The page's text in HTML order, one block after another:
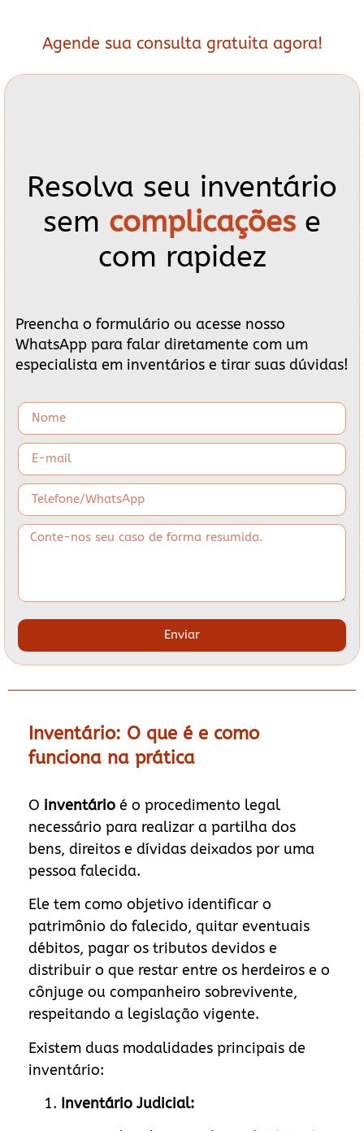
Agende sua consulta gratuita agora!
Resolva seu inventário
sem complicações e
com rapidez
Preencha o formulário ou acesse nosso
WhatsApp para falar diretamente com um
especialista em inventários e tirar suas dúvidas!
Enviar
Inventário: O que é e como
funciona na prática
O inventário é o procedimento legal
necessário para realizar a partilha dos
bens, direitos e dívidas deixados por uma
pessoa falecida.
Ele tem como objetivo identificar o
patrimônio do falecido, quitar eventuais
débitos, pagar os tributos devidos e
distribuir o que restar entre os herdeiros e o
cônjuge ou companheiro sobrevivente,
respeitando a legislação vigente.
Existem duas modalidades principais de
inventário:
Inventário Judicial: